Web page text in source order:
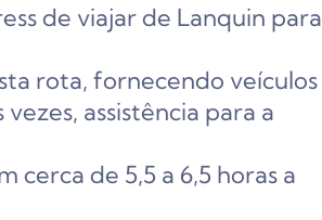
de viajar de Lanquin para
rota, fornecendo veículos
assistência para a
de 5,5 a 6,5 horas a